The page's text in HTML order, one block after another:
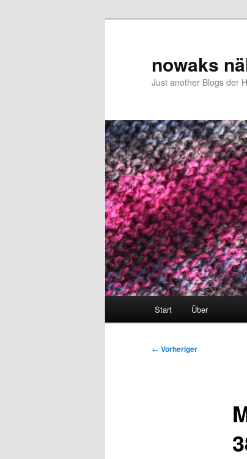
nowaks
Just another Blogs der
Start Über
Beitragsnavigation
← Vorheriger